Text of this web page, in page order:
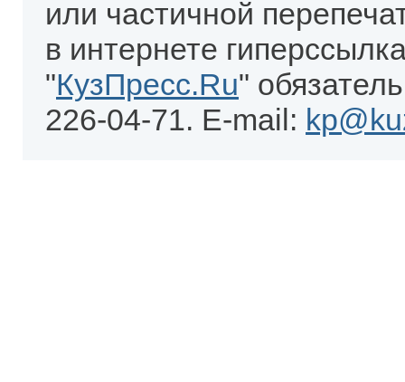
или частичной
в интернете
"КузПресс.Ru"
226-04-71. E-mail: